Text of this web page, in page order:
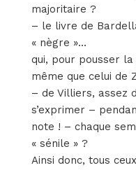
majoritaire ?
– le livre de
« nègre »…
qui, pour pousser
même que celui de
– de Villiers, assez
s’exprimer –
note ! – chaque
« sénile » ?
Ainsi donc, tous